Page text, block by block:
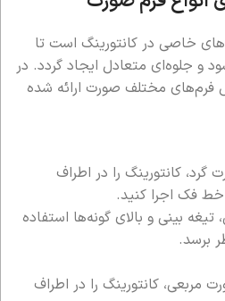
خاصی در کانتورینگ است تا
و جلوه‌ای متعادل ایجاد گردد. در
فرم‌های مختلف صورت ارائه شده
کانتورینگ را در اطراف
خط فک اجرا کنید.
تیغه بینی و بالای گونه‌ها استفاده
برسد.
مربعی، کانتورینگ را در اطراف